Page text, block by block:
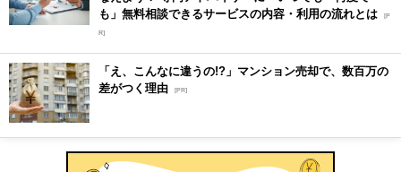
も」無料相談できるサービスの内容・利用の流れとは [P
R]
「え、こんなに違うの!?」マンション売却で、数百万の
差がつく理由 [PR]